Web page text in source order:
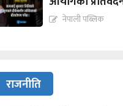
नेपाली पब्लिक
राजनीति